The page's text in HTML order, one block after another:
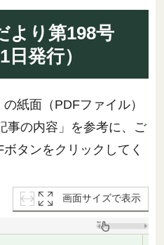
より第198号
日発行）
紙面（PDFファイル）
事の内容」を参考に、ご
タンをクリックしてく
画面サイズで表示